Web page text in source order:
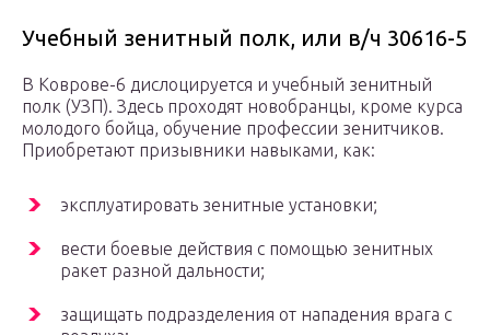
Учебный зенитный полк, или в/ч 30616-5
В Коврове-6 дислоцируется и учебный зенитный
полк (УЗП). Здесь проходят новобранцы, кроме курса
молодого бойца, обучение профессии зенитчиков.
Приобретают призывники навыками, как:
эксплуатировать зенитные установки;
вести боевые действия с помощью зенитных
ракет разной дальности;
защищать подразделения от нападения врага с